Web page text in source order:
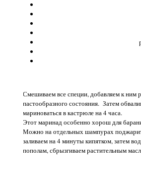
Смешиваем все специи, добавляем к ним
пастообразного состояния. Затем
мариноваться в кастрюле на 4 часа.
Этот маринад особенно хорош для
Можно на отдельных шампурах
заливаем на 4 минуты кипятком, затем
пополам, сбрызгиваем растительным